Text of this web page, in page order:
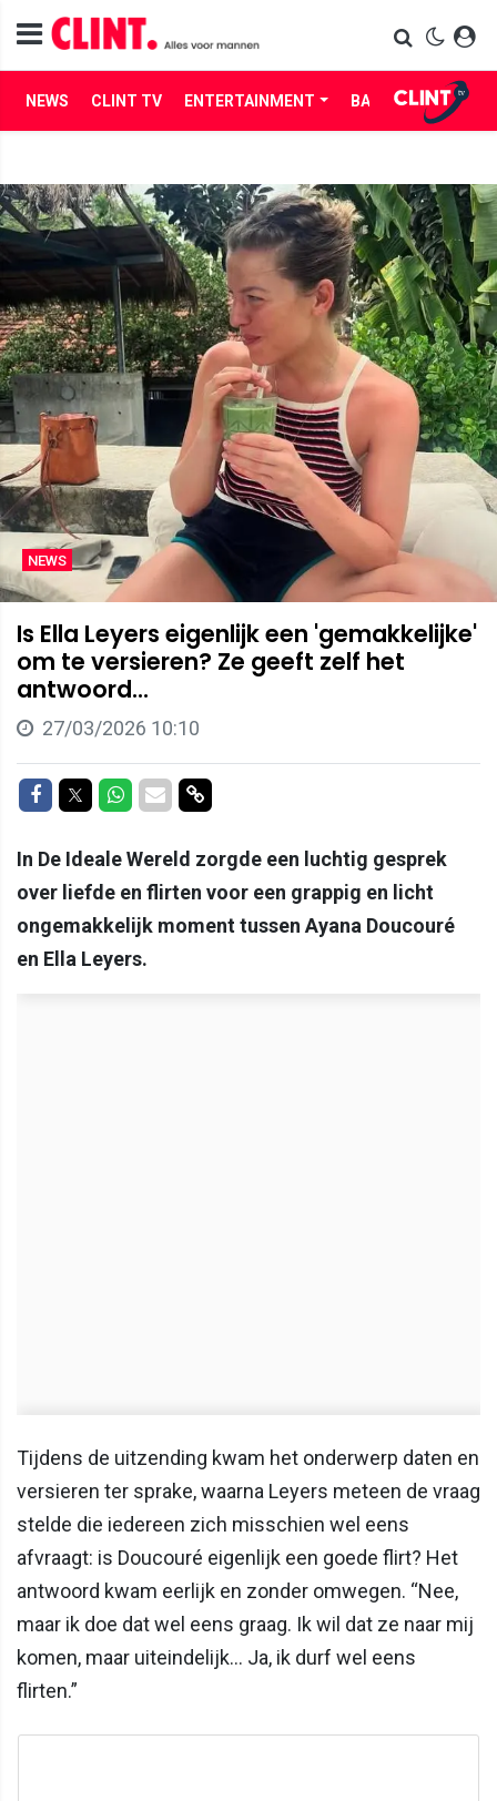
NEWS CLINT TV ENTERTAINMENT BABES LIFE
NEWS
Is Ella Leyers eigenlijk een 'gemakkelijke'
om te versieren? Ze geeft zelf het
antwoord...
27/03/2026 10:10
Delen op Facebook
Delen op Twitter
Delen op Whatsapp
Delen via Mail
Delen via link
In De Ideale Wereld zorgde een luchtig gesprek
over liefde en flirten voor een grappig en licht
ongemakkelijk moment tussen Ayana Doucouré
en Ella Leyers.
Tijdens de uitzending kwam het onderwerp daten en
versieren ter sprake, waarna Leyers meteen de vraag
stelde die iedereen zich misschien wel eens
afvraagt: is Doucouré eigenlijk een goede flirt? Het
antwoord kwam eerlijk en zonder omwegen. “Nee,
maar ik doe dat wel eens graag. Ik wil dat ze naar mij
komen, maar uiteindelijk… Ja, ik durf wel eens
flirten.”